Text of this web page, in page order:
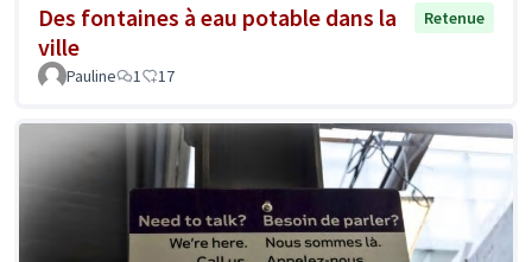
Des fontaines à eau potable dans la
ville
Retenue
Pauline 1 17